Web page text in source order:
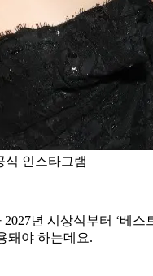
식 인스타그램
년 시상식부터 ‘베
돼야 하는데요.